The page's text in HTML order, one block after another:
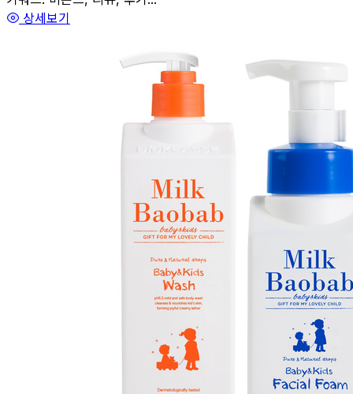
상세보기